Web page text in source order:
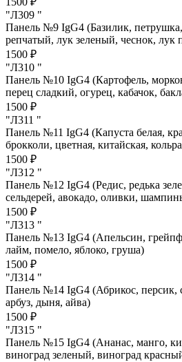
"Л309 "
Панель №9 IgG4 (Базилик,
репчатый, лук зеленый, чеснок, лук
1500 ₽
"Л310 "
Панель №10 IgG4 (Картофель,
перец сладкий, огурец, кабачок,
1500 ₽
"Л311 "
Панель №11 IgG4 (Капуста белая,
брокколи, цветная, китайская,
1500 ₽
"Л312 "
Панель №12 IgG4 (Редис, редька
сельдерей, авокадо, оливки,
1500 ₽
"Л313 "
Панель №13 IgG4 (Апельсин,
лайм, помело, яблоко, груша)
1500 ₽
"Л314 "
Панель №14 IgG4 (Абрикос,
арбуз, дыня, айва)
1500 ₽
"Л315 "
Панель №15 IgG4 (Ананас, манго,
виноград зеленый, виноград